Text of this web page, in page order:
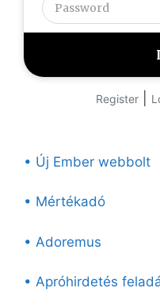
Register
• Új Ember webbolt
• Mértékadó
• Adoremus
• Apróhirdetés